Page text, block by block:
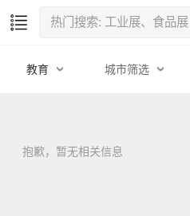
教育 城市筛选
抱歉，暂无相关信息